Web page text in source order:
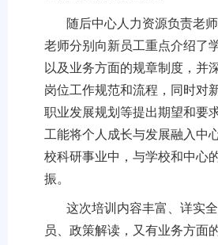
随后中心人力资源负责老
老师分别向新员工重点介绍了
以及业务方面的规章制度，并
岗位工作规范和流程，同时对
职业发展规划等提出期望和要
工能将个人成长与发展融入中
校科研事业中，与学校和中心
振。
这次培训内容丰富、详实
员、政策解读，又有业务方面